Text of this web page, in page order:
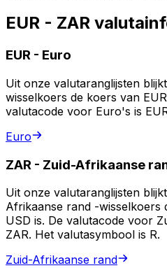
EUR - ZAR
EUR - Euro
Uit onze valutaranglijsten
wisselkoers de koers van
valutacode voor Euro's is
Euro
ZAR - Zuid-Afrikaanse
Uit onze valutaranglijsten
Afrikaanse rand -wisselkoers
USD is. De valutacode voor
ZAR. Het valutasymbool is R.
Zuid-Afrikaanse rand